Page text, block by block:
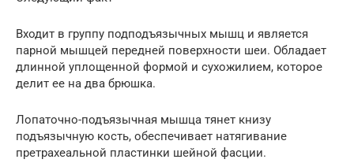
Входит в группу подподъязычных мышц и является
парной мышцей передней поверхности шеи. Обладает
длинной уплощенной формой и сухожилием, которое
делит ее на два брюшка.
Лопаточно-подъязычная мышца тянет книзу
подъязычную кость, обеспечивает натягивание
претрахеальной пластинки шейной фасции.